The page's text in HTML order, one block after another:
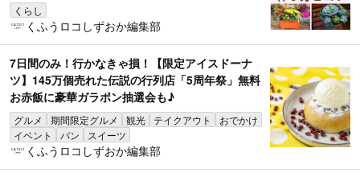
くらし
くふうロコしずおか編集部
7日間のみ！行かなきゃ損！【限定アイスドーナ
ツ】145万個売れた伝説の行列店「5周年祭」無料
お赤飯に豪華ガラポン抽選会も♪
グルメ 期間限定グルメ 観光 テイクアウト
おでかけ
イベント
パン スイーツ
くふうロコしずおか編集部